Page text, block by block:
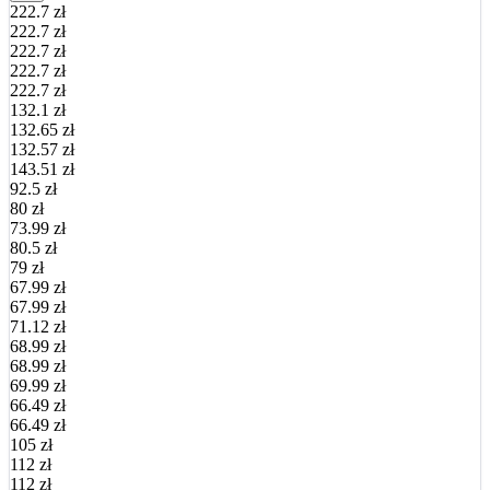
222.7 zł
222.7 zł
222.7 zł
222.7 zł
222.7 zł
132.1 zł
132.65 zł
132.57 zł
143.51 zł
92.5 zł
80 zł
73.99 zł
80.5 zł
79 zł
67.99 zł
67.99 zł
71.12 zł
68.99 zł
68.99 zł
69.99 zł
66.49 zł
66.49 zł
105 zł
112 zł
112 zł